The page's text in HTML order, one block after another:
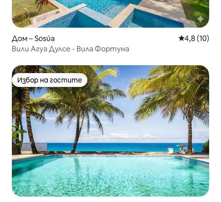
Дом – Sosúa Средна
4,8 (10)
Вили Агуа Дулсе - Вила Фортуна
Избор на гостите
Избор на гостите